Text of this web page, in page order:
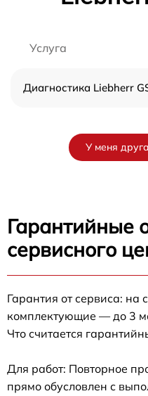
Услуга
Диагностика Liebherr
У меня
Гарантийные
сервисного
Гарантия от сервиса: на
комплектующие — до 3
Что считается
Для работ: Повторное
прямо обусловлен с